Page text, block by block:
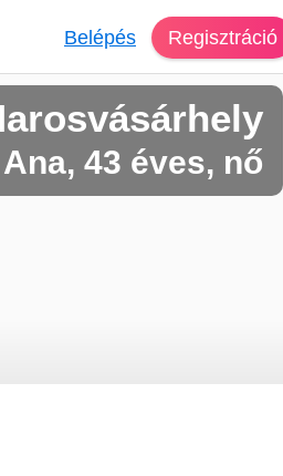
Belépés Regisztráció
Ana, 43 éves, nő